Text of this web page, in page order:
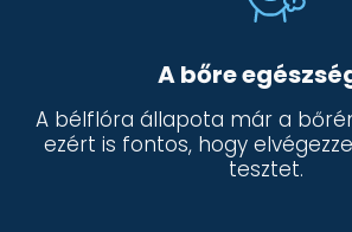
A bőre
A bélflóra állapota már a
ezért is fontos, hogy
tesztet.